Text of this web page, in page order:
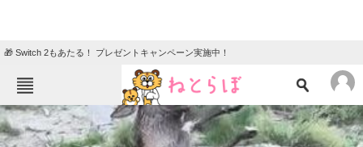
🎁 Switch 2もあたる！ プレゼントキャンペーン実施中！
ねとらぼメニュー
TOP ニュース